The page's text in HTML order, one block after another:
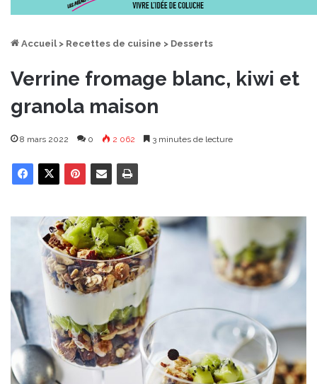
Accueil > Recettes de cuisine > Desserts
Verrine fromage blanc, kiwi et
granola maison
8 mars 2022 0 2 062 3 minutes de lecture